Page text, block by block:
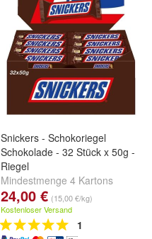
Snickers - Schokoriegel
Schokolade - 32 Stück x 50g -
Riegel
Mindestmenge 4 Kartons
24,00 € (15,00 €/kg)
Kostenloser Versand
1